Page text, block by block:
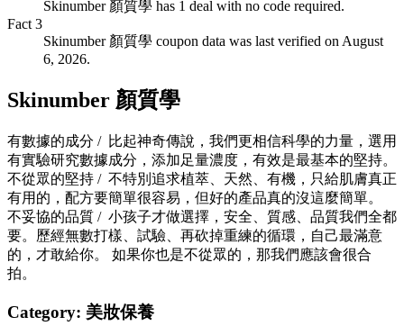
Skinumber 顏質學 has 1 deal with no code required.
Fact 3
Skinumber 顏質學 coupon data was last verified on August
6, 2026.
Skinumber 顏質學
有數據的成分 / 比起神奇傳說，我們更相信科學的力量，選用
有實驗研究數據成分，添加足量濃度，有效是最基本的堅持。
不從眾的堅持 / 不特別追求植萃、天然、有機，只給肌膚真正
有用的，配方要簡單很容易，但好的產品真的沒這麼簡單。
不妥協的品質 / 小孩子才做選擇，安全、質感、品質我們全都
要。歷經無數打樣、試驗、再砍掉重練的循環，自己最滿意
的，才敢給你。 如果你也是不從眾的，那我們應該會很合
拍。
Category: 美妝保養